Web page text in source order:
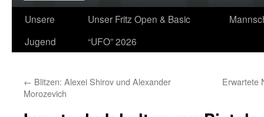
Zum
Inhalt
Unsere
Jugend
Unser Fritz Open & Basic
“UFO” 2026
← Blitzen: Alexei Shirov und Alexander
Morozevich
Erwartete